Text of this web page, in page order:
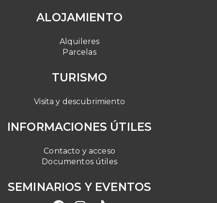
ALOJAMIENTO
Alquileres
Parcelas
TURISMO
Visita y descubrimiento
INFORMACIONES ÚTILES
Contacto y acceso
Documentos útiles
SEMINARIOS Y EVENTOS